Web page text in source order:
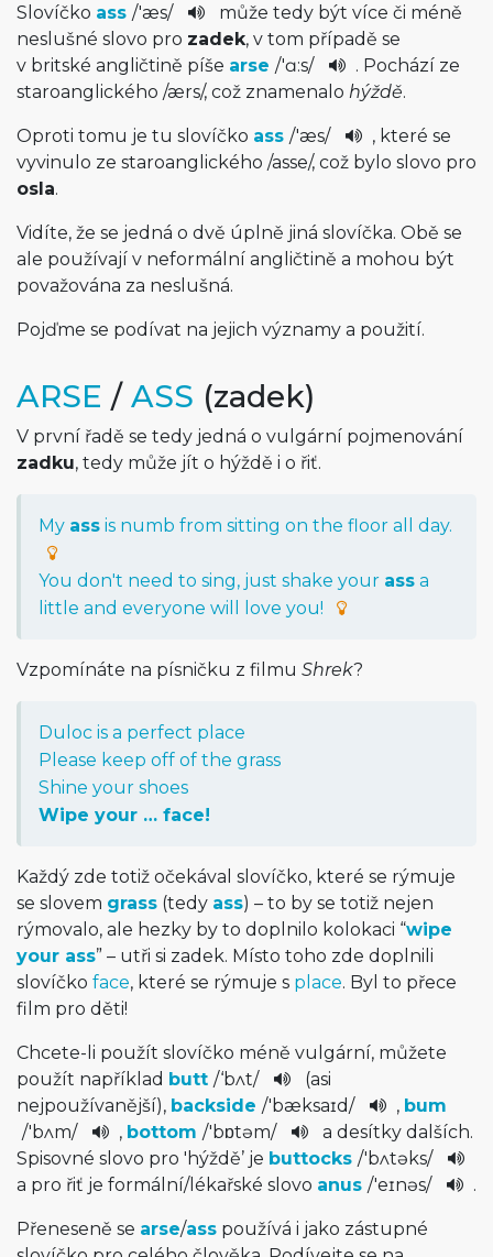
Slovíčko ass /'æs/
může tedy být více či méně
neslušné slovo pro zadek, v tom případě se
v britské angličtině píše arse /'ɑ:s/
. Pochází ze
staroanglického /ærs/, což znamenalo hýždě.
Oproti tomu je tu slovíčko ass /'æs/
, které se
vyvinulo ze staroanglického /asse/, což bylo slovo pro
osla.
Vidíte, že se jedná o dvě úplně jiná slovíčka. Obě se
ale používají v neformální angličtině a mohou být
považována za neslušná.
Pojďme se podívat na jejich významy a použití.
ARSE / ASS (zadek)
V první řadě se tedy jedná o vulgární pojmenování
zadku, tedy může jít o hýždě i o řiť.
My ass is numb from sitting on the floor all day.
You don't need to sing, just shake your ass a
little and everyone will love you!
Vzpomínáte na písničku z filmu Shrek?
Duloc is a perfect place
Please keep off of the grass
Shine your shoes
Wipe your … face!
Každý zde totiž očekával slovíčko, které se rýmuje
se slovem grass (tedy ass) – to by se totiž nejen
rýmovalo, ale hezky by to doplnilo kolokaci “wipe
your ass” – utři si zadek. Místo toho zde doplnili
slovíčko face, které se rýmuje s place. Byl to přece
film pro děti!
Chcete-li použít slovíčko méně vulgární, můžete
použít například butt /‘bʌt/
(asi
nejpoužívanější), backside /'bæksaɪd/­ , bum
/'bʌm/ , bottom /'bɒtəm/
a desítky dalších.
Spisovné slovo pro 'hýždě’ je buttocks /'bʌtəks/
a pro řiť je formální/lékařské slovo anus /'eɪnəs/ .
Přeneseně se arse/ass používá i jako zástupné